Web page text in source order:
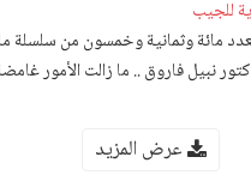
للجيب
مائة وثمانية وخمسون من سلسلة
#158 للدكتور نبيل فاروق .. ما زالت الأمور
عرض المزيد